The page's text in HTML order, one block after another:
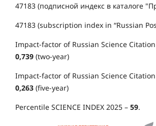
47183 (подписной индекс в каталоге
47183 (subscription index in “Russian
Impact-factor of Russian Science
0,739 (two-year)
Impact-factor of Russian Science
0,263 (five-year)
Percentile SCIENCE INDEX 2025 – 59.